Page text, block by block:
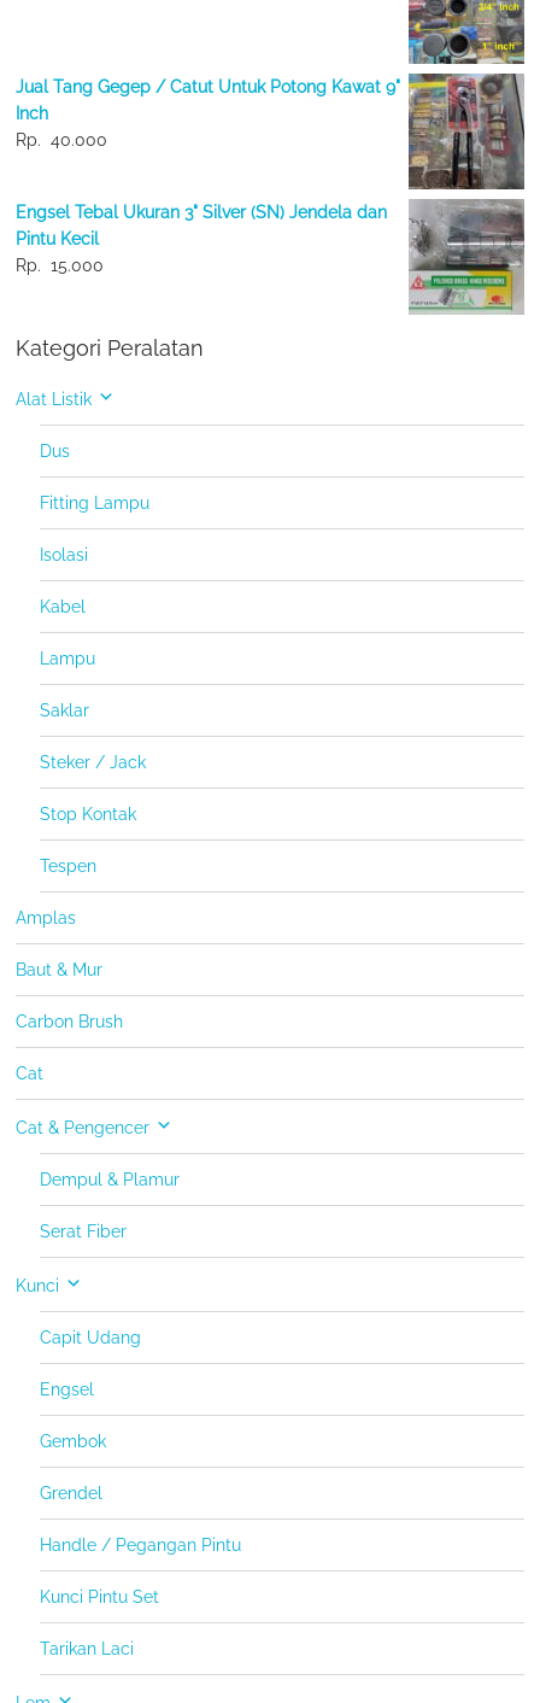
Jual Tang Gegep / Catut Untuk Potong Kawat 9"
Inch
Rp. 40.000
Engsel Tebal Ukuran 3" Silver (SN) Jendela dan
Pintu Kecil
Rp. 15.000
Kategori Peralatan
Alat Listik
Dus
Fitting Lampu
Isolasi
Kabel
Lampu
Saklar
Steker / Jack
Stop Kontak
Tespen
Amplas
Baut & Mur
Carbon Brush
Cat
Cat & Pengencer
Dempul & Plamur
Serat Fiber
Kunci
Capit Udang
Engsel
Gembok
Grendel
Handle / Pegangan Pintu
Kunci Pintu Set
Tarikan Laci